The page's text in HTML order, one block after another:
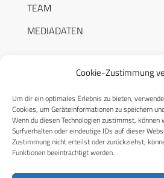
Cookie-Zustimmung
Um dir ein optimales Erlebnis zu bieten,
Cookies, um Geräteinformationen zu speichern
Wenn du diesen Technologien zustimmst, können
Surfverhalten oder eindeutige IDs auf dieser
Zustimmung nicht erteilst oder zurückziehst,
Funktionen beeinträchtigt werden.
TEAM
MEDIADATEN
RECHTLICHES
Datenschutzerklärung
Cookie-Richtlinie (EU)